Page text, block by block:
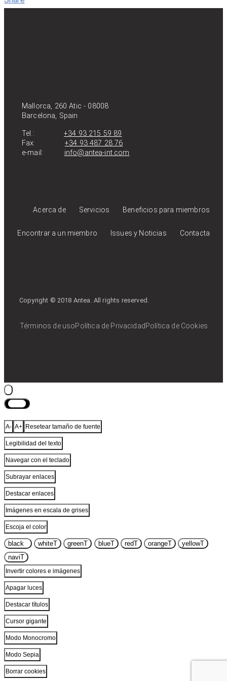
Mallorca, 260 Atic - 08008
Barcelona, Spain
Tel.:+34 93 215 59 89
Fax: +34 93 487 28 76
e-mail: info@antea-int.com
Acerca de Servicios Beneficios para miembros
Encontrar a un miembro Issues y Noticias Contacta
Copyright © 2018 Antea. All rights reserved.
Términos de usoPolítica de Privacidad Política de Cookies
Cerrar
A- A+ Resetear tamaño de fuente
Legibilidad del texto
Navegar con el teclado
Subrayar enlaces
Destacar enlaces
Imágenes en escala de grises
Escoja el color
black whiteT greenT blueT redT orangeT yellowT
naviT
Invertir colores e imágenes
Apagar luces
Destacar títulos
Cursor gigante
Modo Monocromo
Modo Sepia
Borrar cookies